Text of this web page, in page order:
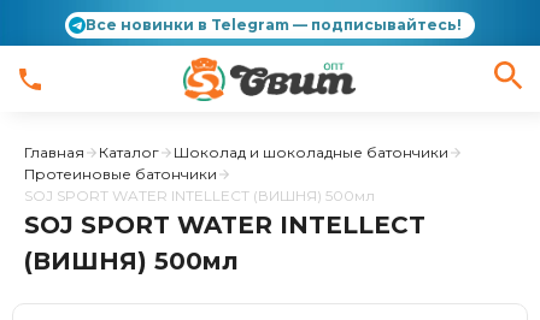
Все новинки в Telegram — подписывайтесь!
Главная Каталог
Шоколад и шоколадные батончики
Протеиновые батончики
SOJ SPORT WATER INTELLECT (ВИШНЯ) 500мл
SOJ SPORT WATER INTELLECT
(ВИШНЯ) 500мл